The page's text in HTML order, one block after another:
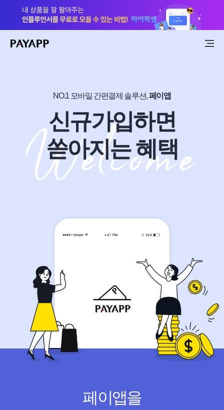
NO.1 모바일 간편결제 솔루션,페이앱
신규가입하면
쏟아지는 혜택
페이앱을